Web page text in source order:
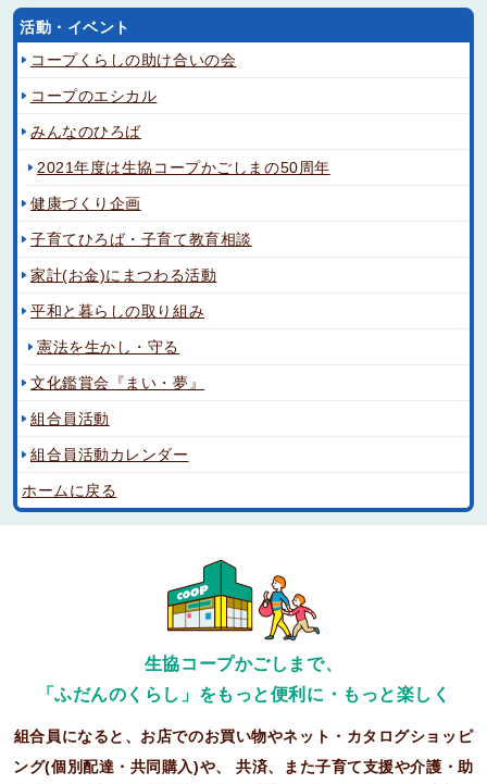
活動・イベント
コープくらしの助け合いの会
コープのエシカル
みんなのひろば
2021年度は生協コープかごしまの50周年
健康づくり企画
子育てひろば・子育て教育相談
家計(お金)にまつわる活動
平和と暮らしの取り組み
憲法を生かし・守る
文化鑑賞会『まい・夢』
組合員活動
組合員活動カレンダー
ホームに戻る
生協コープかごしまで、
「ふだんのくらし」をもっと便利に・もっと楽しく
組合員になると、お店でのお買い物やネット・カタログショッピ
ング(個別配達・共同購入)や、共済、また子育て支援や介護・助